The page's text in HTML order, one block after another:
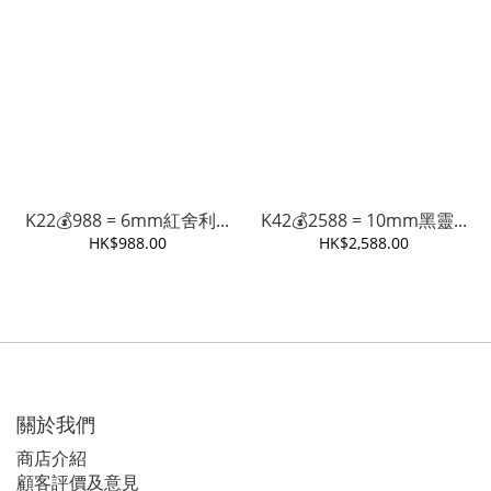
K22💰988 = 6mm紅舍利...
HK$988.00
K42💰2588 = 10mm黑靈...
HK$2,588.00
關於我們
商店介紹
顧客評價及意見